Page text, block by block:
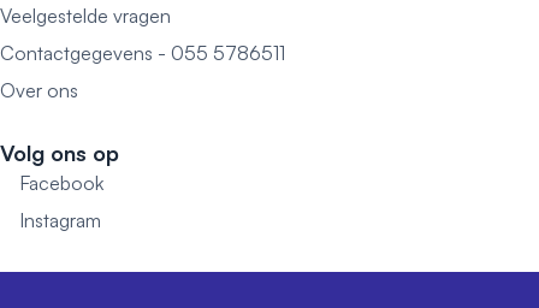
Veelgestelde vragen
Contactgegevens - 055 5786511
Over ons
Volg ons op
Facebook
Instagram